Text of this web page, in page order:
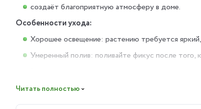
создаёт благоприятную атмосферу в доме.
Особенности ухода:
Хорошее освещение: растению требуется
Умеренный полив: поливайте фикус после того,
Пересадка: молодые растения
Читать полностью